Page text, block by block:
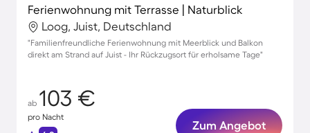
Ferienwohnung mit Terrasse | Naturblick
Loog, Juist, Deutschland
"Familienfreundliche Ferienwohnung mit Meerblick und Balkon
direkt am Strand auf Juist - Ihr Rückzugsort für erholsame Tage"
ab 103 €
pro Nacht
Zum Angebot